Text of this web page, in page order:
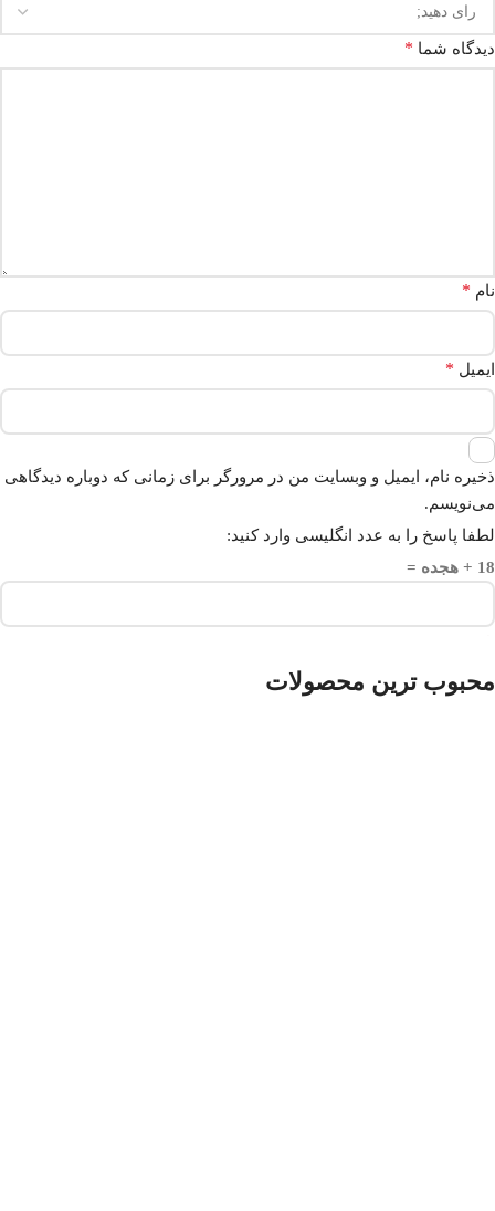
دیدگاه شما *
نام *
ایمیل *
ذخیره نام، ایمیل و وبسایت من در مرورگر برای زمانی که دوباره دیدگاهی
می‌نویسم.
لطفا پاسخ را به عدد انگلیسی وارد کنید:
18 + هجده =
محبوب ترین محصولات